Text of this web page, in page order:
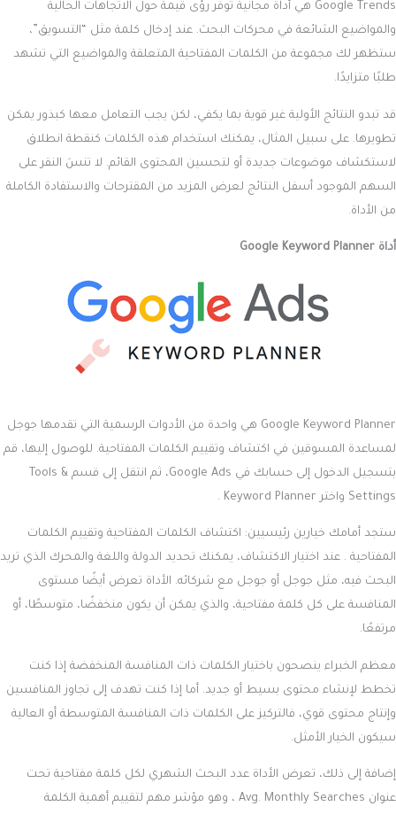
Google Trends هي أداة مجانية توفر رؤى قيمة حول الاتجاهات الحالية
والمواضيع الشائعة في محركات البحث. عند إدخال كلمة مثل “التسويق”،
ستظهر لك مجموعة من الكلمات المفتاحية المتعلقة والمواضيع التي تشهد
طلبًا متزايدًا.
قد تبدو النتائج الأولية غير قوية بما يكفي، لكن يجب التعامل معها كبذور يمكن
تطويرها. على سبيل المثال، يمكنك استخدام هذه الكلمات كنقطة انطلاق
لاستكشاف موضوعات جديدة أو لتحسين المحتوى القائم. لا تنسَ النقر على
السهم الموجود أسفل النتائج لعرض المزيد من المقترحات والاستفادة الكاملة
من الأداة.
أداة Google Keyword Planner
Google Keyword Planner هي واحدة من الأدوات الرسمية التي تقدمها جوجل
لمساعدة المسوقين في اكتشاف وتقييم الكلمات المفتاحية. للوصول إليها، قم
بتسجيل الدخول إلى حسابك في Google Ads، ثم انتقل إلى قسم Tools &
Settings واختر Keyword Planner .
ستجد أمامك خيارين رئيسيين: اكتشاف الكلمات المفتاحية وتقييم الكلمات
المفتاحية . عند اختيار الاكتشاف، يمكنك تحديد الدولة واللغة والمحرك الذي تريد
البحث فيه، مثل جوجل أو جوجل مع شركائه. الأداة تعرض أيضًا مستوى
المنافسة على كل كلمة مفتاحية، والذي يمكن أن يكون منخفضًا، متوسطًا، أو
مرتفعًا.
معظم الخبراء ينصحون باختيار الكلمات ذات المنافسة المنخفضة إذا كنت
تخطط لإنشاء محتوى بسيط أو جديد. أما إذا كنت تهدف إلى تجاوز المنافسين
وإنتاج محتوى قوي، فالتركيز على الكلمات ذات المنافسة المتوسطة أو العالية
سيكون الخيار الأمثل.
إضافة إلى ذلك، تعرض الأداة عدد البحث الشهري لكل كلمة مفتاحية تحت
عنوان Avg. Monthly Searches ، وهو مؤشر مهم لتقييم أهمية الكلمة